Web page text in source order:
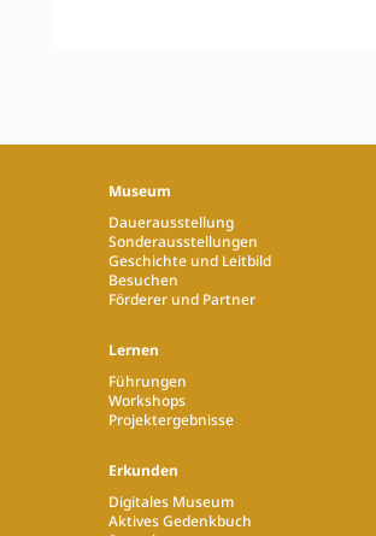
Museum
Dauerausstellung
Sonderausstellungen
Geschichte und Leitbild
Besuchen
Förderer und Partner
Lernen
Führungen
Workshops
Projektergebnisse
Erkunden
Digitales Museum
Aktives Gedenkbuch